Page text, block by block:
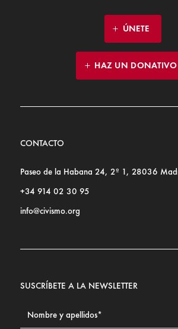
ÚNETE
HAZ UN DONATIVO
CONTACTO
Paseo de la Habana 24, 2º 1, 28036
+34 914 02 30 95
info@civismo.org
SUSCRÍBETE A LA NEWSLETTER